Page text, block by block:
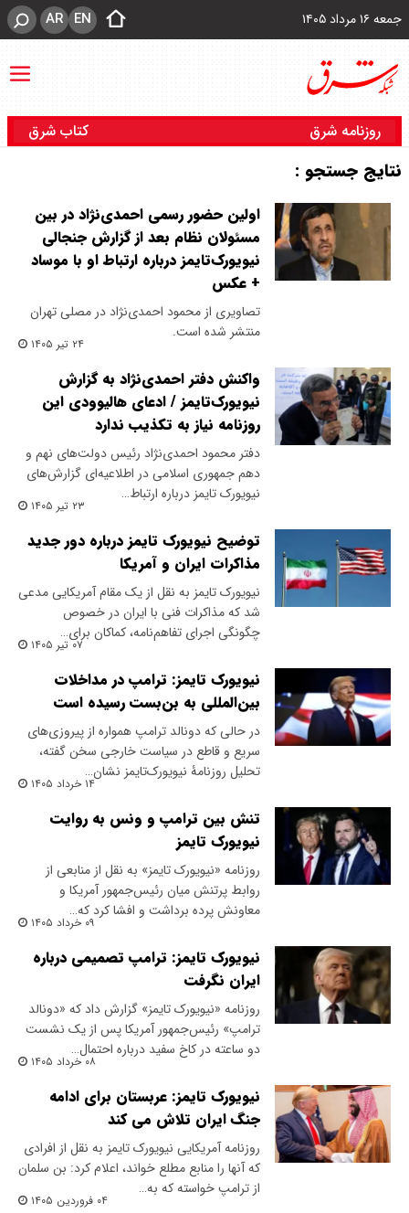
جمعه ۱۶ مرداد ۱۴۰۵ EN
AR
روزنامه شرق کتاب شرق
نتایج جستجو :
اولین حضور رسمی احمدی‌نژاد در بین
مسئولان نظام بعد از گزارش جنجالی
نیویورک‌تایمز درباره ارتباط او با موساد
+ عکس
تصاویری از محمود احمدی‌نژاد در مصلی تهران
منتشر شده است.
۲۴ تیر ۱۴۰۵
واکنش دفتر احمدی‌نژاد به گزارش
نیویورک‌تایمز / ادعای هالیوودی این
روزنامه نیاز به تکذیب ندارد
دفتر محمود احمدی‌نژاد رئیس دولت‌های نهم و
دهم جمهوری اسلامی در اطلاعیه‌ای گزارش‌های
نیویورک تایمز درباره ارتباط…
۲۳ تیر ۱۴۰۵
توضیح نیویورک تایمز درباره دور جدید
مذاکرات ایران و آمریکا
نیویورک تایمز به نقل از یک مقام آمریکایی مدعی
شد که مذاکرات فنی با ایران در خصوص
چگونگی اجرای تفاهم‌نامه، کماکان برای…
۰۷ تیر ۱۴۰۵
نیویورک تایمز: ترامپ در مداخلات
بین‌المللی به بن‌بست رسیده است
در حالی که دونالد ترامپ همواره از پیروزی‌های
سریع و قاطع در سیاست خارجی سخن گفته،
تحلیل روزنامۀ نیویورک‌تایمز نشان…
۱۴ خرداد ۱۴۰۵
تنش بین ترامپ و ونس به روایت
نیویورک تایمز
روزنامه «نیویورک تایمز» به نقل از منابعی از
روابط پرتنش میان رئیس‌جمهور آمریکا و
معاونش پرده برداشت و افشا کرد که…
۰۹ خرداد ۱۴۰۵
نیویورک تایمز: ترامپ تصمیمی درباره
ایران نگرفت
روزنامه «نیویورک تایمز» گزارش داد که «دونالد
ترامپ» رئیس‌جمهور آمریکا پس از یک نشست
دو ساعته در کاخ سفید درباره احتمال…
۰۸ خرداد ۱۴۰۵
نیویورک تایمز: عربستان برای ادامه
جنگ ایران تلاش می کند
روزنامه آمریکایی نیویورک تایمز به نقل از افرادی
که آنها را منابع مطلع خواند، اعلام کرد: بن سلمان
از ترامپ خواسته که به…
۰۴ فروردین ۱۴۰۵